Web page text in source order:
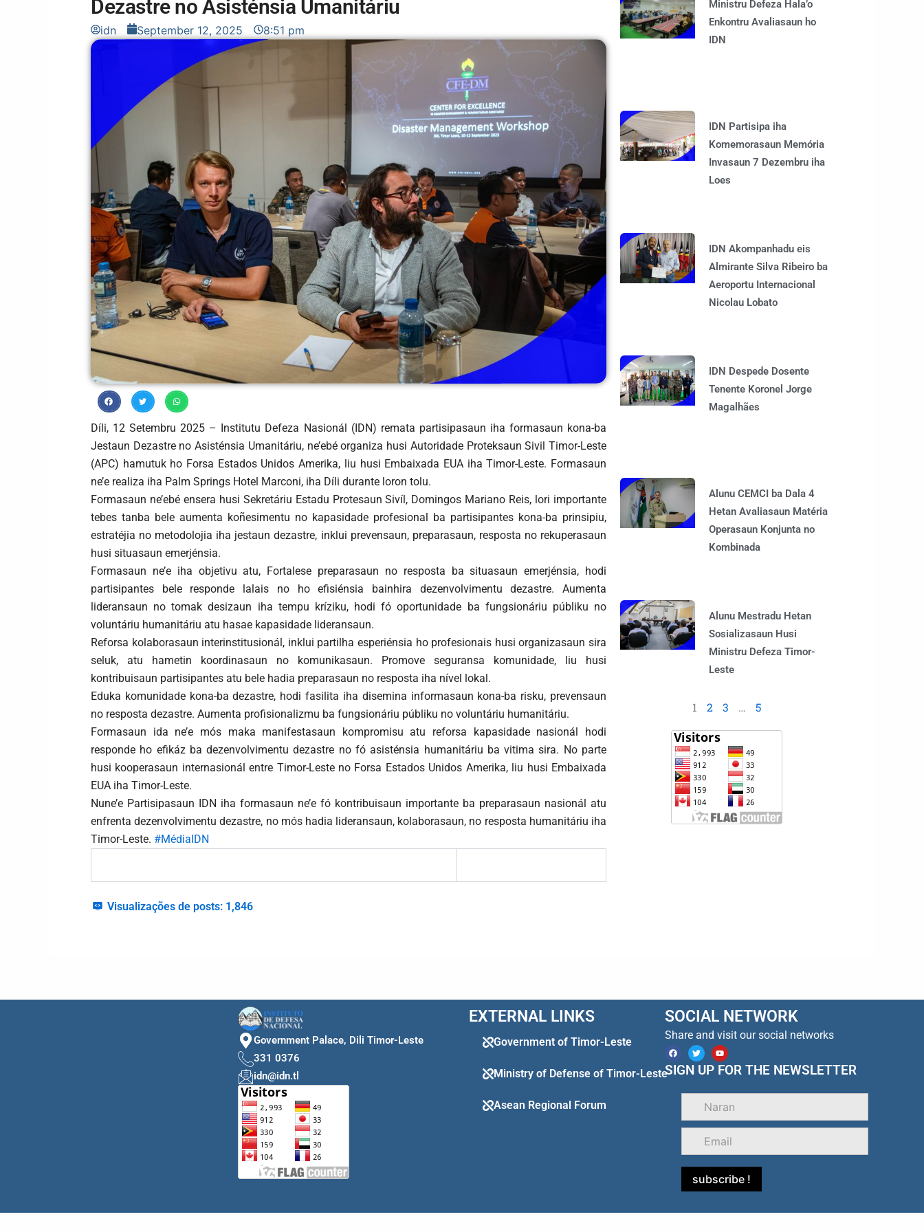
Dezastre no Asisténsia Umanitáriu
idn September 12, 2025 8:51 pm
Díli, 12 Setembru 2025 – Institutu Defeza Nasionál (IDN) remata partisipasaun iha formasaun kona-ba
Jestaun Dezastre no Asisténsia Umanitáriu, ne’ebé organiza husi Autoridade Proteksaun Sivil Timor-Leste
(APC) hamutuk ho Forsa Estados Unidos Amerika, liu husi Embaixada EUA iha Timor-Leste. Formasaun
ne’e realiza iha Palm Springs Hotel Marconi, iha Díli durante loron tolu.
Formasaun ne’ebé ensera husi Sekretáriu Estadu Protesaun Sivíl, Domingos Mariano Reis, lori importante
tebes tanba bele aumenta koñesimentu no kapasidade profesional ba partisipantes kona-ba prinsipiu,
estratéjia no metodolojia iha jestaun dezastre, inklui prevensaun, preparasaun, resposta no rekuperasaun
husi situasaun emerjénsia.
Formasaun ne’e iha objetivu atu, Fortalese preparasaun no resposta ba situasaun emerjénsia, hodi
partisipantes bele responde lalais no ho efisiénsia bainhira dezenvolvimentu dezastre. Aumenta
lideransaun no tomak desizaun iha tempu kríziku, hodi fó oportunidade ba fungsionáriu públiku no
voluntáriu humanitáriu atu hasae kapasidade lideransaun.
Reforsa kolaborasaun interinstitusionál, inklui partilha esperiénsia ho profesionais husi organizasaun sira
seluk, atu hametin koordinasaun no komunikasaun. Promove seguransa komunidade, liu husi
kontribuisaun partisipantes atu bele hadia preparasaun no resposta iha nível lokal.
Eduka komunidade kona-ba dezastre, hodi fasilita iha disemina informasaun kona-ba risku, prevensaun
no resposta dezastre. Aumenta profisionalizmu ba fungsionáriu públiku no voluntáriu humanitáriu.
Formasaun ida ne’e mós maka manifestasaun kompromisu atu reforsa kapasidade nasionál hodi
responde ho efikáz ba dezenvolvimentu dezastre no fó asisténsia humanitáriu ba vitima sira. No parte
husi kooperasaun internasionál entre Timor-Leste no Forsa Estados Unidos Amerika, liu husi Embaixada
EUA iha Timor-Leste.
Nune’e Partisipasaun IDN iha formasaun ne’e fó kontribuisaun importante ba preparasaun nasionál atu
enfrenta dezenvolvimentu dezastre, no mós hadia lideransaun, kolaborasaun, no resposta humanitáriu iha
Timor-Leste. #MédiaIDN
Visualizações de posts: 1,846
Ministru Defeza Hala’o
Enkontru Avaliasaun ho
IDN
IDN Partisipa iha
Komemorasaun Memória
Invasaun 7 Dezembru iha
Loes
IDN Akompanhadu eis
Almirante Silva Ribeiro ba
Aeroportu Internacional
Nicolau Lobato
IDN Despede Dosente
Tenente Koronel Jorge
Magalhães
Alunu CEMCI ba Dala 4
Hetan Avaliasaun Matéria
Operasaun Konjunta no
Kombinada
Alunu Mestradu Hetan
Sosializasaun Husi
Ministru Defeza Timor-
Leste
1 2 3 … 5
Government Palace, Dili Timor-Leste
331 0376
idn@idn.tl
EXTERNAL LINKS
Government of Timor-Leste
Ministry of Defense of Timor-Leste
Asean Regional Forum
SOCIAL NETWORK
Share and visit our social networks
F
a
c
e
T
w
i
r
Y
o
u
t
e
SIGN UP FOR THE NEWSLETTER